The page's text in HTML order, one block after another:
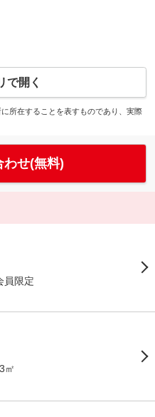
で開く
所在することを表すものであり、実際
わせ(無料)
員限定
㎡